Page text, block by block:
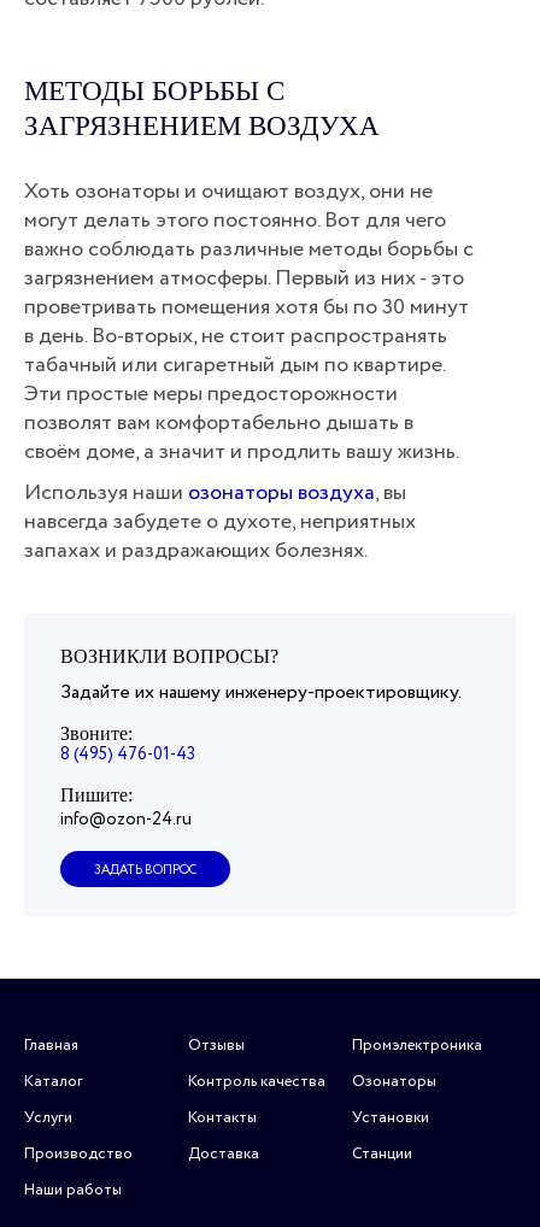
МЕТОДЫ БОРЬБЫ С
ЗАГРЯЗНЕНИЕМ ВОЗДУХА
Хоть озонаторы и очищают воздух, они не
могут делать этого постоянно. Вот для чего
важно соблюдать различные методы борьбы с
загрязнением атмосферы. Первый из них - это
проветривать помещения хотя бы по 30 минут
в день. Во-вторых, не стоит распространять
табачный или сигаретный дым по квартире.
Эти простые меры предосторожности
позволят вам комфортабельно дышать в
своём доме, а значит и продлить вашу жизнь.
Используя наши озонаторы воздуха, вы
навсегда забудете о духоте, неприятных
запахах и раздражающих болезнях.
ВОЗНИКЛИ ВОПРОСЫ?
Задайте их нашему инженеру-проектировщику.
Звоните:
8 (495) 476-01-43
Пишите:
info@ozon-24.ru
ЗАДАТЬ ВОПРОС
Главная
Каталог
Услуги
Производство
Наши работы
Отзывы
Контроль качества
Контакты
Доставка
Промэлектроника
Озонаторы
Установки
Станции